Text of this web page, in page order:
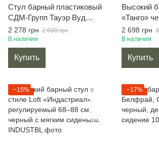
Стул барный пластиковый
СДМ-Групп Тауэр Вуд
ножки бук, черный
2 278 грн 2 680 грн
В наличии
Купить
Высокий
«Танго»
85 см.
Lo
2 698 грн
В наличии
Купить
−15% −17%